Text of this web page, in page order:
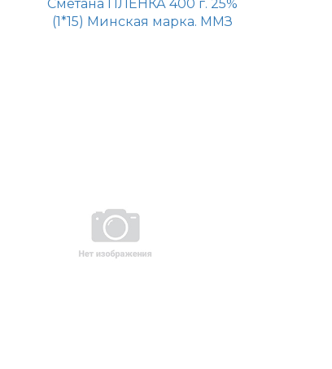
Сметана ПЛЕНКА 400 г. 25%
(1*15) Минская марка. ММЗ